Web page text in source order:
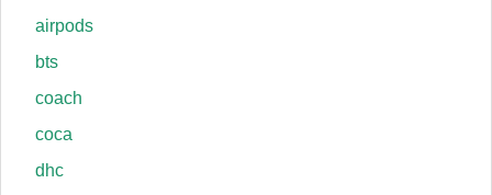
airpods
bts
coach
coca
dhc